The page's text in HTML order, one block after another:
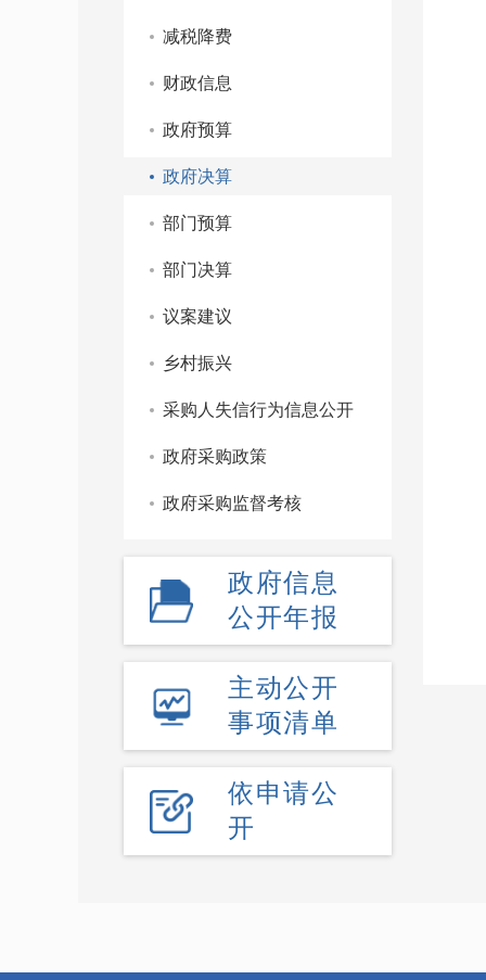
减税降费
财政信息
政府预算
政府决算
部门预算
部门决算
议案建议
乡村振兴
采购人失信行为信息公开
政府采购政策
政府采购监督考核
政府信息
公开年报
主动公开
事项清单
依申请公
开